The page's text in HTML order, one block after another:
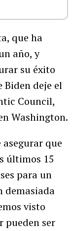
que ha
año, y
su éxito
Biden deje el
Council,
Washington.
que
últimos 15
para un
demasiada
visto
pueden ser